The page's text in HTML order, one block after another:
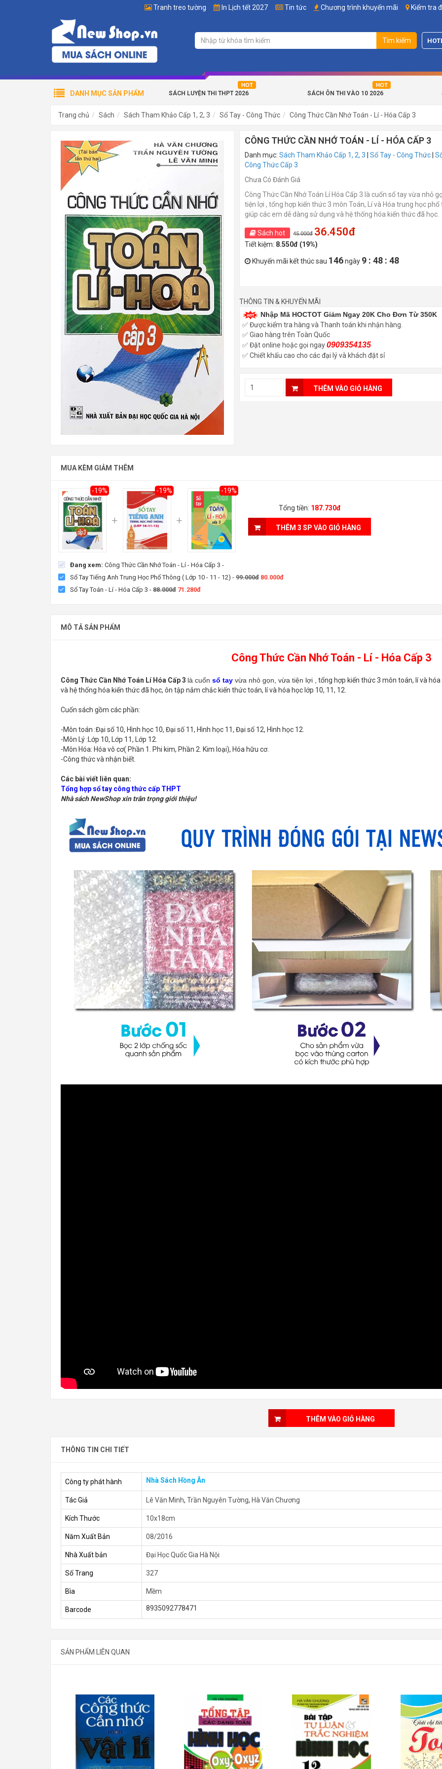
Tranh treo tường In Lịch tết 2027 Tin tức Chương trình khuyến mãi Kiểm tra
Tìm kiếm
SÁCH LUYỆN THI THPT 2026 SÁCH ÔN THI VÀO 10 2026
DANH MỤC SẢN PHẨM
Trang chủ Sách Sách Tham Khảo Cấp 1, 2, 3 Sổ Tay - Công Thức Công Thức Cần Nhớ Toán - Lí - Hóa Cấp 3
CÔNG THỨC CẦN NHỚ TOÁN - LÍ - HÓA CẤP 3
Danh mục:Sách Tham Khảo Cấp 1, 2, 3 |Sổ Tay - Công Thức |
Công Thức Cấp 3
Chưa Có Đánh Giá
Công Thức Cần Nhớ Toán Lí Hóa Cấp 3 là cuốn sổ tay vừa nhỏ
tiện lợi , tổng hợp kiến thức 3 môn Toán, Lí và Hóa trung học phổ
giúp các em dễ dàng sử dụng và hệ thống hóa kiến thức đã học.
Sách hot 45.000đ 36.450đ
Tiết kiệm: 8.550đ (19%)
Khuyến mãi kết thúc sau 146ngày 9 : 48 : 47
THÔNG TIN & KHUYẾN MÃI
Nhập Mã HOCTOT Giảm Ngay 20K Cho Đơn Từ 350K
✅ Được kiểm tra hàng và Thanh toán khi nhận hàng.
✅ Giao hàng trên Toàn Quốc
✅ Đặt online hoặc gọi ngay0909354135
✅ Chiết khấu cao cho các đại lý và khách đặt sỉ
THÊM VÀO GIỎ HÀNG
36.450đ
Tiết kiệm:
MUA KÈM GIẢM THÊM
-19% -19% -19%
Tổng tiền: 187.730đ
THÊM 3 SP VÀO GIỎ HÀNG
Đang xem: Công Thức Cần Nhớ Toán - Lí - Hóa Cấp 3 -
Sổ Tay Tiếng Anh Trung Học Phổ Thông ( Lớp 10 - 11 - 12) - 99.000đ 80.000đ
Sổ Tay Toán - Lí - Hóa Cấp 3 - 88.000đ 71.280đ
MÔ TẢ SẢN PHẨM
Công Thức Cần Nhớ Toán - Lí - Hóa Cấp 3
Công Thức Cần Nhớ Toán Lí Hóa Cấp 3 là cuốn sổ tay vừa nhỏ gọn, vừa tiện lợi ,
tổng hợp kiến thức 3 môn toán, lí và
và hệ thống hóa kiến thức đã học, ôn tập nắm chắc kiến thức toán, lí và hóa học lớp 10, 11, 12.
Cuốn sách gồm các phần:
-Môn toán :Đại số 10, Hình học 10, Đại số 11, Hình học 11, Đại số 12, Hình học 12.
-Môn Lý :Lớp 10, Lớp 11, Lớp 12.
-Môn Hóa: Hóa vô cơ( Phần 1. Phi kim, Phần 2. Kim loại), Hóa hữu cơ.
-Công thức và nhận biết.
Các bài viết liên quan:
Tổng hợp sổ tay công thức cấp THPT
Nhà sách NewShop xin trân trọng giới thiệu!
THÊM VÀO GIỎ HÀNG
THÔNG TIN CHI TIẾT
Công ty phát hành Nhà Sách Hồng Ân
Tác Giả Lê Văn Minh, Trần Nguyên Tường, Hà Văn Chương
Kích Thước 10x18cm
Năm Xuất Bản 08/2016
Nhà Xuất bản Đại Học Quốc Gia Hà Nội
Số Trang 327
Bìa Mềm
Barcode 8935092778471
SẢN PHẨM LIÊN QUAN